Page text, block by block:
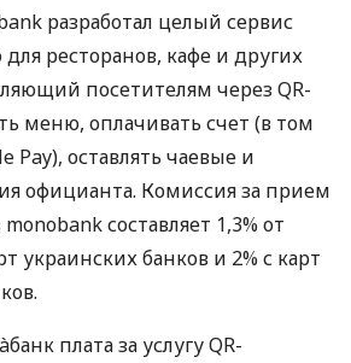
разработал целый сервис
ресторанов, кафе и других
посетителям через QR-
меню, оплачивать счет (в том
Pay), оставлять чаевые и
официанта. Комиссия за прием
составляет 1,3% от
украинских банков и 2% с карт
плата за услугу QR-